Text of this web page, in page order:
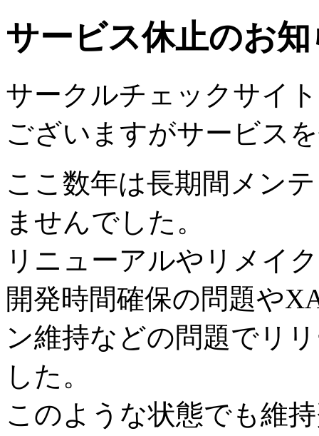
サービス休止のお
サークルチェックサイ
ございますがサービス
ここ数年は長期間メン
ませんでした。
リニューアルやリメイ
開発時間確保の問題や
ン維持などの問題でリ
した。
このような状態でも維